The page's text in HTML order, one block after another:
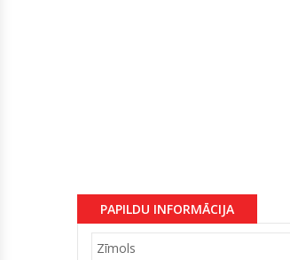
PAPILDU INFORMĀCIJA
Zīmols